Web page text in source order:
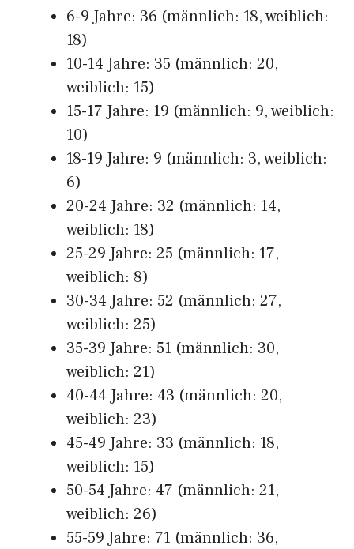
6-9 Jahre: 36 (männlich: 18, weiblich:
18)
10-14 Jahre: 35 (männlich: 20,
weiblich: 15)
15-17 Jahre: 19 (männlich: 9, weiblich:
10)
18-19 Jahre: 9 (männlich: 3, weiblich:
6)
20-24 Jahre: 32 (männlich: 14,
weiblich: 18)
25-29 Jahre: 25 (männlich: 17,
weiblich: 8)
30-34 Jahre: 52 (männlich: 27,
weiblich: 25)
35-39 Jahre: 51 (männlich: 30,
weiblich: 21)
40-44 Jahre: 43 (männlich: 20,
weiblich: 23)
45-49 Jahre: 33 (männlich: 18,
weiblich: 15)
50-54 Jahre: 47 (männlich: 21,
weiblich: 26)
55-59 Jahre: 71 (männlich: 36,